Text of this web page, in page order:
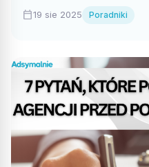
"Podobne oferty" która...
calendar_today19 sie 2025 Poradniki